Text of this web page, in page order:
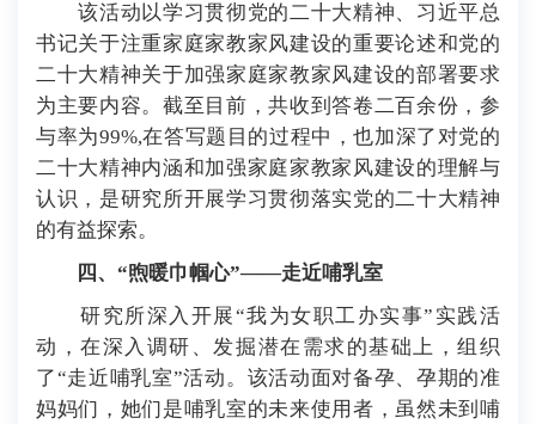
该活动以学习贯彻党的二十大精神、习近平总
书记关于注重家庭家教家风建设的重要论述和党的
二十大精神关于加强家庭家教家风建设的部署要求
为主要内容。截至目前，共收到答卷二百余份，参
与率为99%,在答写题目的过程中，也加深了对党的
二十大精神内涵和加强家庭家教家风建设的理解与
认识，是研究所开展学习贯彻落实党的二十大精神
的有益探索。
四、“煦暖巾帼心”——走近哺乳室
研究所深入开展“我为女职工办实事”实践活
动，在深入调研、发掘潜在需求的基础上，组织
了“走近哺乳室”活动。该活动面对备孕、孕期的准
妈妈们，她们是哺乳室的未来使用者，虽然未到哺